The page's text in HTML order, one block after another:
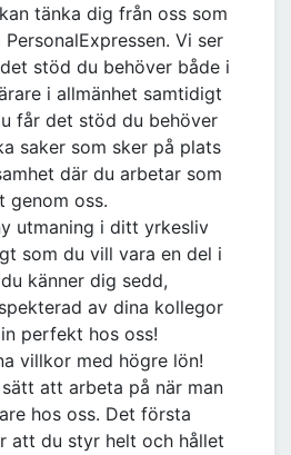
tänka dig från oss som
Vi ser
stöd du behöver både i
i allmänhet samtidigt
får det stöd du behöver
saker som sker på plats
där du arbetar som
genom oss.
utmaning i ditt yrkesliv
som du vill vara en del i
känner dig sedd,
av dina kollegor
perfekt hos oss!
villkor med högre lön!
att arbeta på när man
hos oss. Det första
att du styr helt och hållet